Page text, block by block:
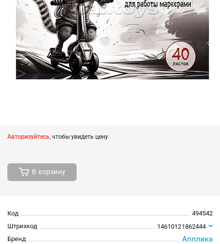
Авторизуйтесь, чтобы увидеть цену
В корзину
Код
494542
Штрихкод
14610121862444
Бренд
Апплика